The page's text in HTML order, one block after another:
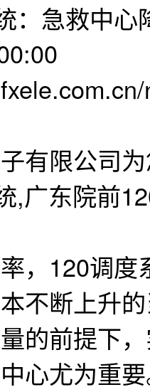
：急救中心
有限公司
,广东院前
，120调度
不断上升
的前提下
心尤为重